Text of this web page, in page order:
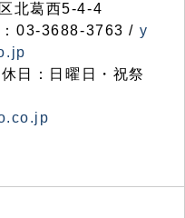
北葛西5-4-4
03-3688-3763 / y
日：日曜日・祝祭